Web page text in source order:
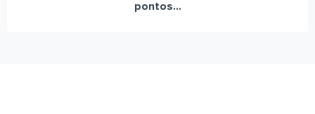
pontos...